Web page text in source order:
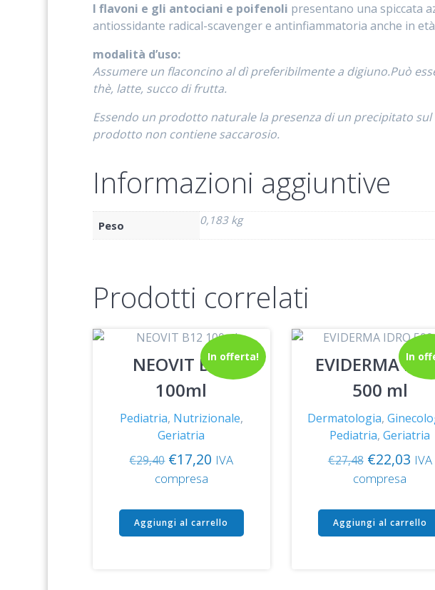
I flavoni e gli antociani e poifenoli presentano una spiccata
antiossidante radical-scavenger e antinfiammatoria anche in
modalità d’uso:
Assumere un flaconcino al dì preferibilmente a digiuno.Può
thè, latte, succo di frutta.
Essendo un prodotto naturale la presenza di un precipitato
prodotto non contiene saccarosio.
Informazioni aggiuntive
Peso 0,183 kg
Prodotti correlati
In offerta!
NEOVIT B12
100ml
Pediatria, Nutrizionale,
Geriatria
€29,40 Il
prezzo
era:
€29,40.
€17,20 Il
è:
€17,20.
IVA
compresa
Aggiungi al carrello
In
EVIDERMA
500 ml
Dermatologia,
Pediatria,Geriatria
€27,48 Il
prezzo
era:
€27,48.
€22,03Il
è:
IVA
compresa
Aggiungi al carrello